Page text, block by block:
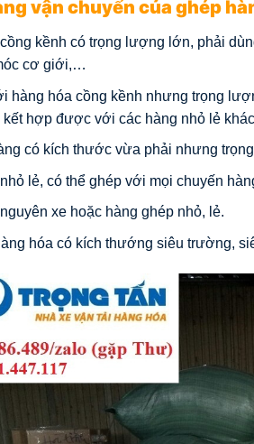
vận chuyển của ghép
kềnh có trọng lượng lớn, phải
cơ giới,…
hàng hóa cồng kềnh nhưng trọng
kết hợp được với các hàng nhỏ lẻ
có kích thước vừa phải nhưng
lẻ, có thể ghép với mọi chuyến
xe hoặc hàng ghép nhỏ, lẻ.
hóa có kích thướng siêu trường,